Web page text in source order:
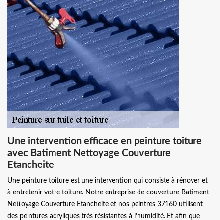
Une intervention efficace en peinture toiture
avec Batiment Nettoyage Couverture
Etancheite
Une peinture toiture est une intervention qui consiste à rénover et
à entretenir votre toiture. Notre entreprise de couverture Batiment
Nettoyage Couverture Etancheite et nos peintres 37160 utilisent
des peintures acryliques très résistantes à l’humidité. Et afin que